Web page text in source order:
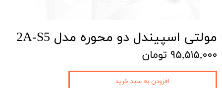
مولتی اسپیندل دو محوره مدل 2A-S5
۹۵,۵۱۵,۰۰۰ تومان
افزودن به سبد خرید